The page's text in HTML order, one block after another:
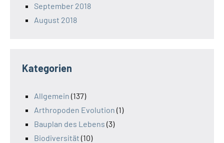
September 2018
August 2018
Kategorien
Allgemein (137)
Arthropoden Evolution (1)
Bauplan des Lebens (3)
Biodiversität (10)